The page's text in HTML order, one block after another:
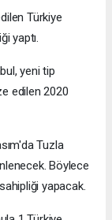
Türkiye
yaptı.
yeni tip
edilen 2020
Tuzla
Böylece
yapacak.